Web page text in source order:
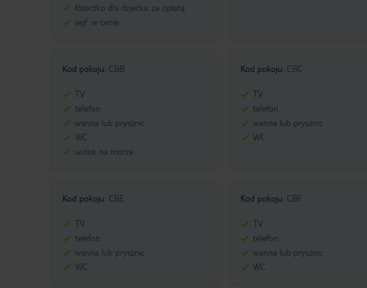
łóżeczko dla dziecka: za opłatą
sejf: w cenie
Kod pokoju: CBB
TV
telefon
wanna lub prysznic
WC
widok na morze
Kod pokoju: CBC
TV
telefon
wanna lub prysznic
WC
Kod pokoju: CBE
TV
telefon
wanna lub prysznic
WC
Kod pokoju: CBF
TV
telefon
wanna lub prysznic
WC